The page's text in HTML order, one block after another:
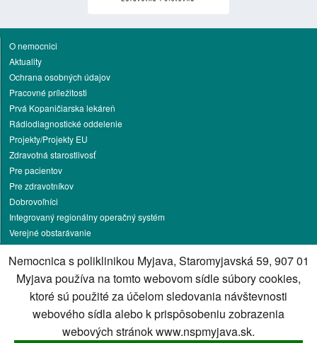
O nemocnici
Aktuality
Ochrana osobných údajov
Pracovné príležitosti
Prvá Kopaničiarska lekáreň
Rádiodiagnostické oddelenie
Projekty/Projekty EU
Zdravotná starostlivosť
Pre pacientov
Pre zdravotníkov
Dobrovoľníci
Integrovaný regionálny operačný systém
Verejné obstarávanie
Životné prostredie
Oznamovanie protispoločenskej činnosti
Jedálny lístok
Kontakt
Cookies nastavenie
Správca obsahu
Nemocnica s poliklinikou Myjava, Staromyjavská 59, 907 01
Myjava používa na tomto webovom sídle súbory cookies,
ktoré sú použité za účelom sledovania návštevnosti
webového sídla alebo k prispôsobeniu zobrazenia
webových stránok www.nspmyjava.sk.